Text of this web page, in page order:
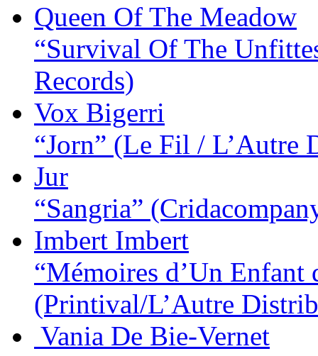
Queen Of The Meadow
“Survival Of The
Records)
Vox Bigerri
“Jorn” (Le Fil / L’Autre
Jur
“Sangria”
Imbert Imbert
“Mémoires d’Un Enfant
(Printival/L’Autre
Vania De Bie-Vernet